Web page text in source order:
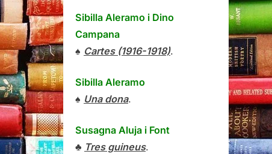
Sibilla Aleramo i Dino
Campana
♠ Cartes (1916-1918).
Sibilla Aleramo
♠ Una dona.
Susagna Aluja i Font
♣ Tres guineus.